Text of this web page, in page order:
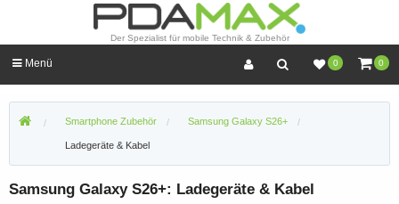
Der Spezialist für mobile Technik & Zubehör
0 0
Menü
Smartphone Zubehör Samsung Galaxy S26+
Ladegeräte & Kabel
Samsung Galaxy S26+: Ladegeräte & Kabel